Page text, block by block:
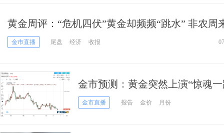
黄金周评：“危机四伏”黄金却频频“跳水” 非农周
行情一触即发
金市直播 尾盘 经济 收报
金市预测：黄金突然上演“惊魂
袭、金价恐再迎大跌行情？
金市直播 报告 金价 月份